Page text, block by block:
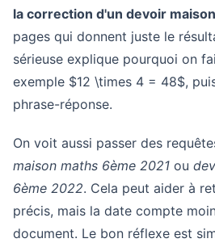
la correction d'un devoir maison
pages qui donnent juste le
sérieuse explique pourquoi on
exemple $12 \times 4 = 48$,
phrase-réponse.
On voit aussi passer des
maison maths 6ème 2021 ou
6ème 2022. Cela peut aider à
précis, mais la date compte
document. Le bon réflexe est